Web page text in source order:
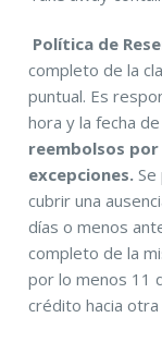
Política de
completo de la
puntual. Es
hora y la fecha de
reembolsos por
excepciones.
cubrir una
días o menos
completo de la
por lo menos 11
crédito hacia